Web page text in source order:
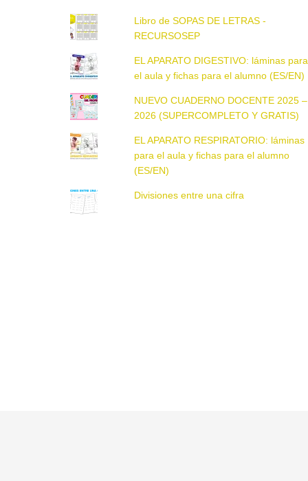
Libro de SOPAS DE LETRAS -
RECURSOSEP
EL APARATO DIGESTIVO: láminas para
el aula y fichas para el alumno (ES/EN)
NUEVO CUADERNO DOCENTE 2025 –
2026 (SUPERCOMPLETO Y GRATIS)
EL APARATO RESPIRATORIO: láminas
para el aula y fichas para el alumno
(ES/EN)
Divisiones entre una cifra